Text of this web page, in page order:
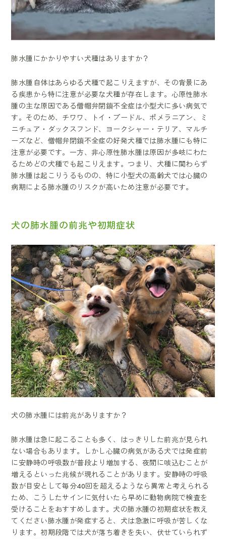
肺水腫にかかりやすい犬種はありますか？
肺水腫自体はあらゆる犬種で起こりえますが、その背景にあ
る疾患から特に注意が必要な犬種が存在します。心原性肺水
腫の主な原因である僧帽弁閉鎖不全症は小型犬に多い病気で
す。そのため、チワワ、トイ・プードル、ポメラニアン、ミ
ニチュア・ダックスフンド、ヨークシャー・テリア、マルチ
ーズなど、僧帽弁閉鎖不全症の好発犬種では肺水腫にも特に
注意が必要です。一方、非心原性肺水腫は原因が多岐にわた
るためどの犬種でも起こりえます。つまり、犬種に関わらず
肺水腫は起こりうるものの、特に小型犬の高齢犬では心臓の
病期による肺水腫のリスクが高いため注意が必要です。
犬の肺水腫の前兆や初期症状
犬の肺水腫には前兆がありますか？
肺水腫は急に起こることも多く、はっきりした前兆が見られ
ない場合もあります。しかし心臓の病気がある犬では発症前
に安静時の呼吸数が普段より増加する、夜間に咳込むことが
増えるといった兆候が現れることがあります。安静時の呼吸
数が目安として毎分40回を超えるようなら異常と考えられる
ため、こうしたサインに気付いたら早めに動物病院で検査を
受けることをおすすめします。犬の肺水腫の初期症状を教え
てください肺水腫が発症すると、犬は急激に呼吸が苦しくな
ります。初期段階では犬が落ち着きを失い、伏せていられず